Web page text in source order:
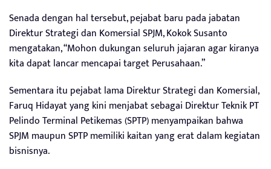
Senada dengan hal tersebut, pejabat baru pada jabatan
Direktur Strategi dan Komersial SPJM, Kokok Susanto
mengatakan, “Mohon dukungan seluruh jajaran agar kiranya
kita dapat lancar mencapai target Perusahaan.”
Sementara itu pejabat lama Direktur Strategi dan Komersial,
Faruq Hidayat yang kini menjabat sebagai Direktur Teknik PT
Pelindo Terminal Petikemas (SPTP) menyampaikan bahwa
SPJM maupun SPTP memiliki kaitan yang erat dalam kegiatan
bisnisnya.